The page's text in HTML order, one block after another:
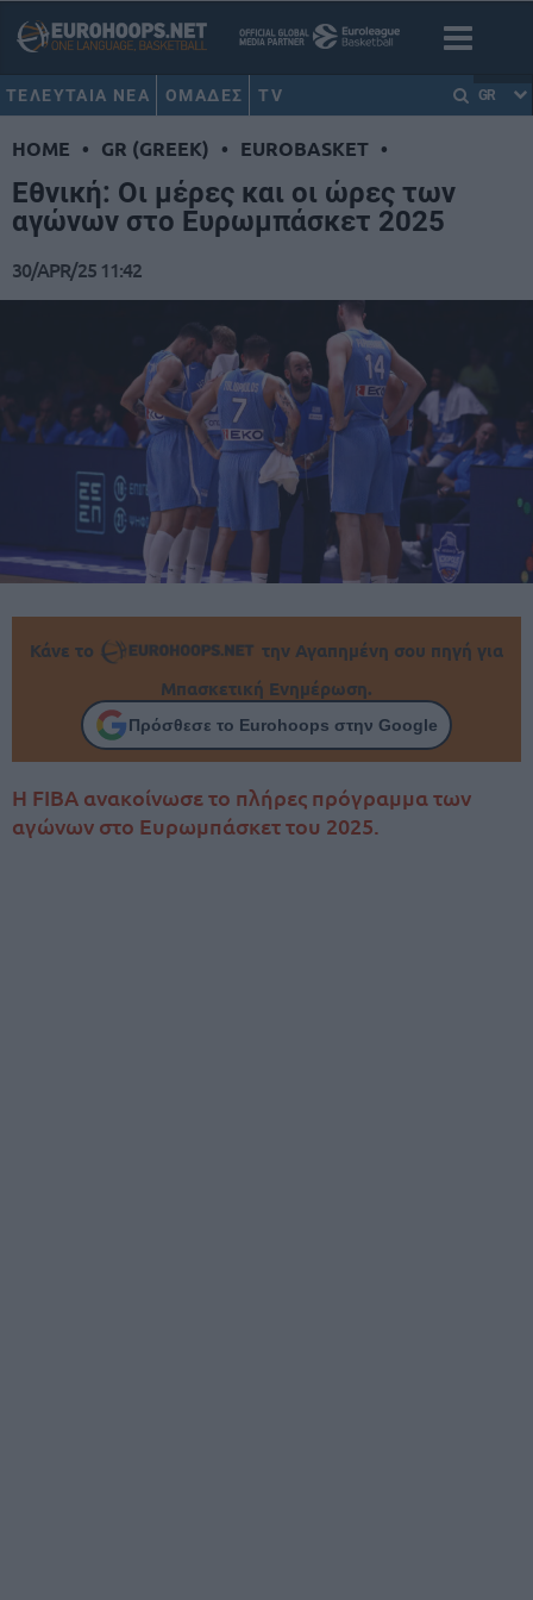
ΤΕΛΕΥΤΑΙΑ ΝΕΑ ΟΜΑΔΕΣ TV GR
HOME • GR (GREEK) • EUROBASKET •
Εθνική: Οι μέρες και οι ώρες των
αγώνων στο Ευρωμπάσκετ 2025
30/APR/25 11:42
Κάνε το
την Αγαπημένη σου πηγή για
Μπασκετική Ενημέρωση.
Πρόσθεσε το Eurohoops στην Google
Η FIBA ανακοίνωσε το πλήρες πρόγραμμα των
αγώνων στο Ευρωμπάσκετ του 2025.